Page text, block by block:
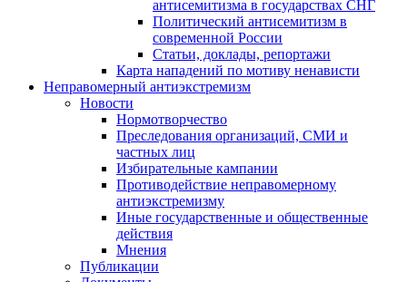
антисемитизма в государствах СНГ
Политический антисемитизм в
современной России
Статьи, доклады, репортажи
Карта нападений по мотиву ненависти
Неправомерный антиэкстремизм
Новости
Нормотворчество
Преследования организаций, СМИ и
частных лиц
Избирательные кампании
Противодействие неправомерному
антиэкстремизму
Иные государственные и общественные
действия
Мнения
Публикации